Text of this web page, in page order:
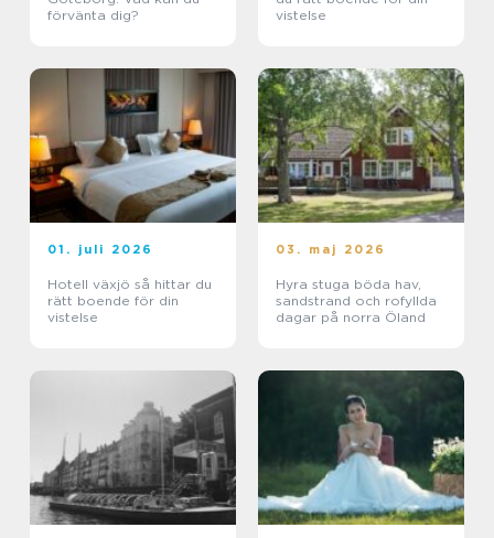
förvänta dig?
vistelse
01. juli 2026
Hotell växjö så hittar du
rätt boende för din
vistelse
03. maj 2026
Hyra stuga böda hav,
sandstrand och rofyllda
dagar på norra Öland